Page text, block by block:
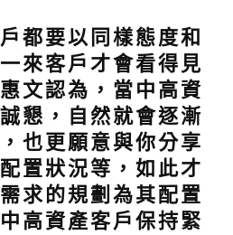
都要以同樣態度和
來客戶才會看得見
文認為，當中高資
懇，自然就會逐漸
也更願意與你分享
置狀況等，如此才
求的規劃為其配置
高資產客戶保持緊